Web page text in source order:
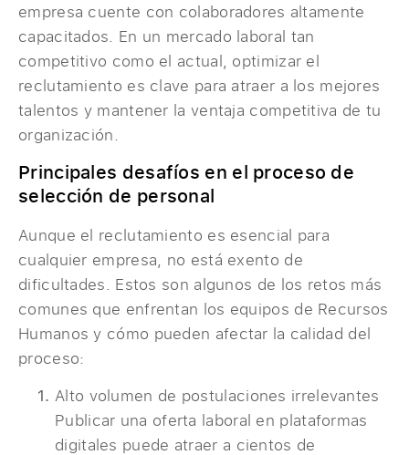
empresa cuente con colaboradores altamente
capacitados. En un mercado laboral tan
competitivo como el actual, optimizar el
reclutamiento es clave para atraer a los mejores
talentos y mantener la ventaja competitiva de tu
organización.
Principales desafíos en el proceso de
selección de personal
Aunque el reclutamiento es esencial para
cualquier empresa, no está exento de
dificultades. Estos son algunos de los retos más
comunes que enfrentan los equipos de Recursos
Humanos y cómo pueden afectar la calidad del
proceso:
Alto volumen de postulaciones irrelevantes
Publicar una oferta laboral en plataformas
digitales puede atraer a cientos de